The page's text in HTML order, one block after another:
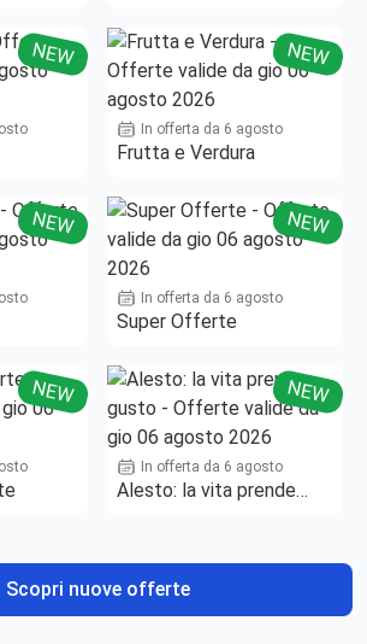
NEW NEW
In offerta da 6 agosto
Frutta e Verdura
NEW NEW
In offerta da 6 agosto
Super Offerte
NEW NEW
In offerta da 6 agosto
Alesto: la vita prende
Scopri nuove offerte